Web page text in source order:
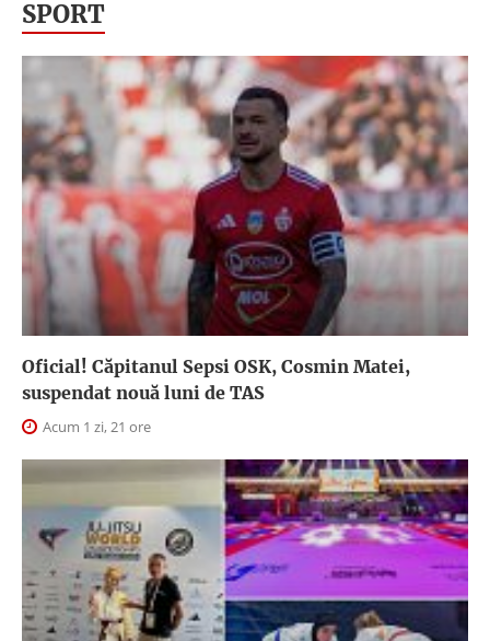
SPORT
Oficial! Căpitanul Sepsi OSK, Cosmin Matei,
suspendat nouă luni de TAS
Acum 1 zi, 21 ore